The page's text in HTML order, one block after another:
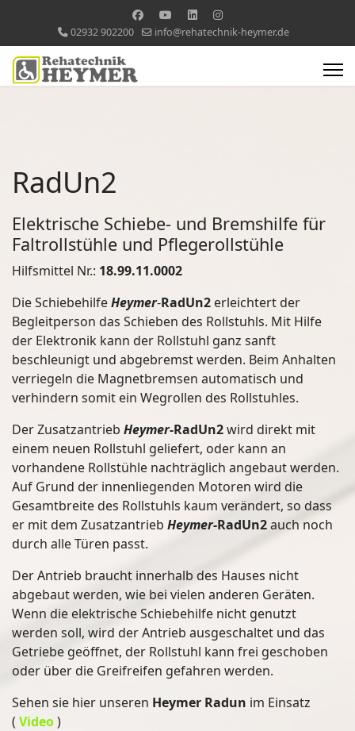
02932 902200 info@rehatechnik-heymer.de
RadUn2
Elektrische Schiebe- und Bremshilfe für
Faltrollstühle und Pflegerollstühle
Hilfsmittel Nr.: 18.99.11.0002
Die SchiebehilfeHeymer-RadUn2 erleichtert der
Begleitperson das Schieben des Rollstuhls. Mit Hilfe
der Elektronik kann der Rollstuhl ganz sanft
beschleunigt und abgebremst werden. Beim Anhalten
verriegeln die Magnetbremsen automatisch und
verhindern somit ein Wegrollen des Rollstuhles.
Der Zusatzantrieb Heymer-RadUn2wird direkt mit
einem neuen Rollstuhl geliefert, oder kann an
vorhandene Rollstühle nachträglich angebaut werden.
Auf Grund der innenliegenden Motoren wird die
Gesamtbreite des Rollstuhls kaum verändert, so dass
er mit dem Zusatzantrieb Heymer-RadUn2auch noch
durch alle Türen passt.
Der Antrieb braucht innerhalb des Hauses nicht
abgebaut werden, wie bei vielen anderen Geräten.
Wenn die elektrische Schiebehilfe nicht genutzt
werden soll, wird der Antrieb ausgeschaltet und das
Getriebe geöffnet, der Rollstuhl kann frei geschoben
oder über die Greifreifen gefahren werden.
Sehen sie hier unseren Heymer Radun im Einsatz
( Video)